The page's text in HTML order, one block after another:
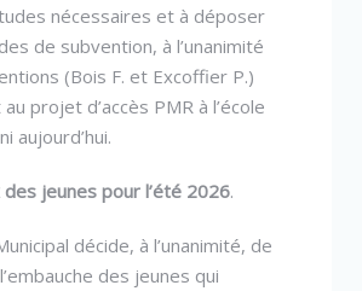
nécessaires et à déposer
de subvention, à l’unanimité
(Bois F. et Excoffier P.)
projet d’accès PMR à l’école
aujourd’hui.
des jeunes pour l’été 2026.
décide, à l’unanimité, de
des jeunes qui